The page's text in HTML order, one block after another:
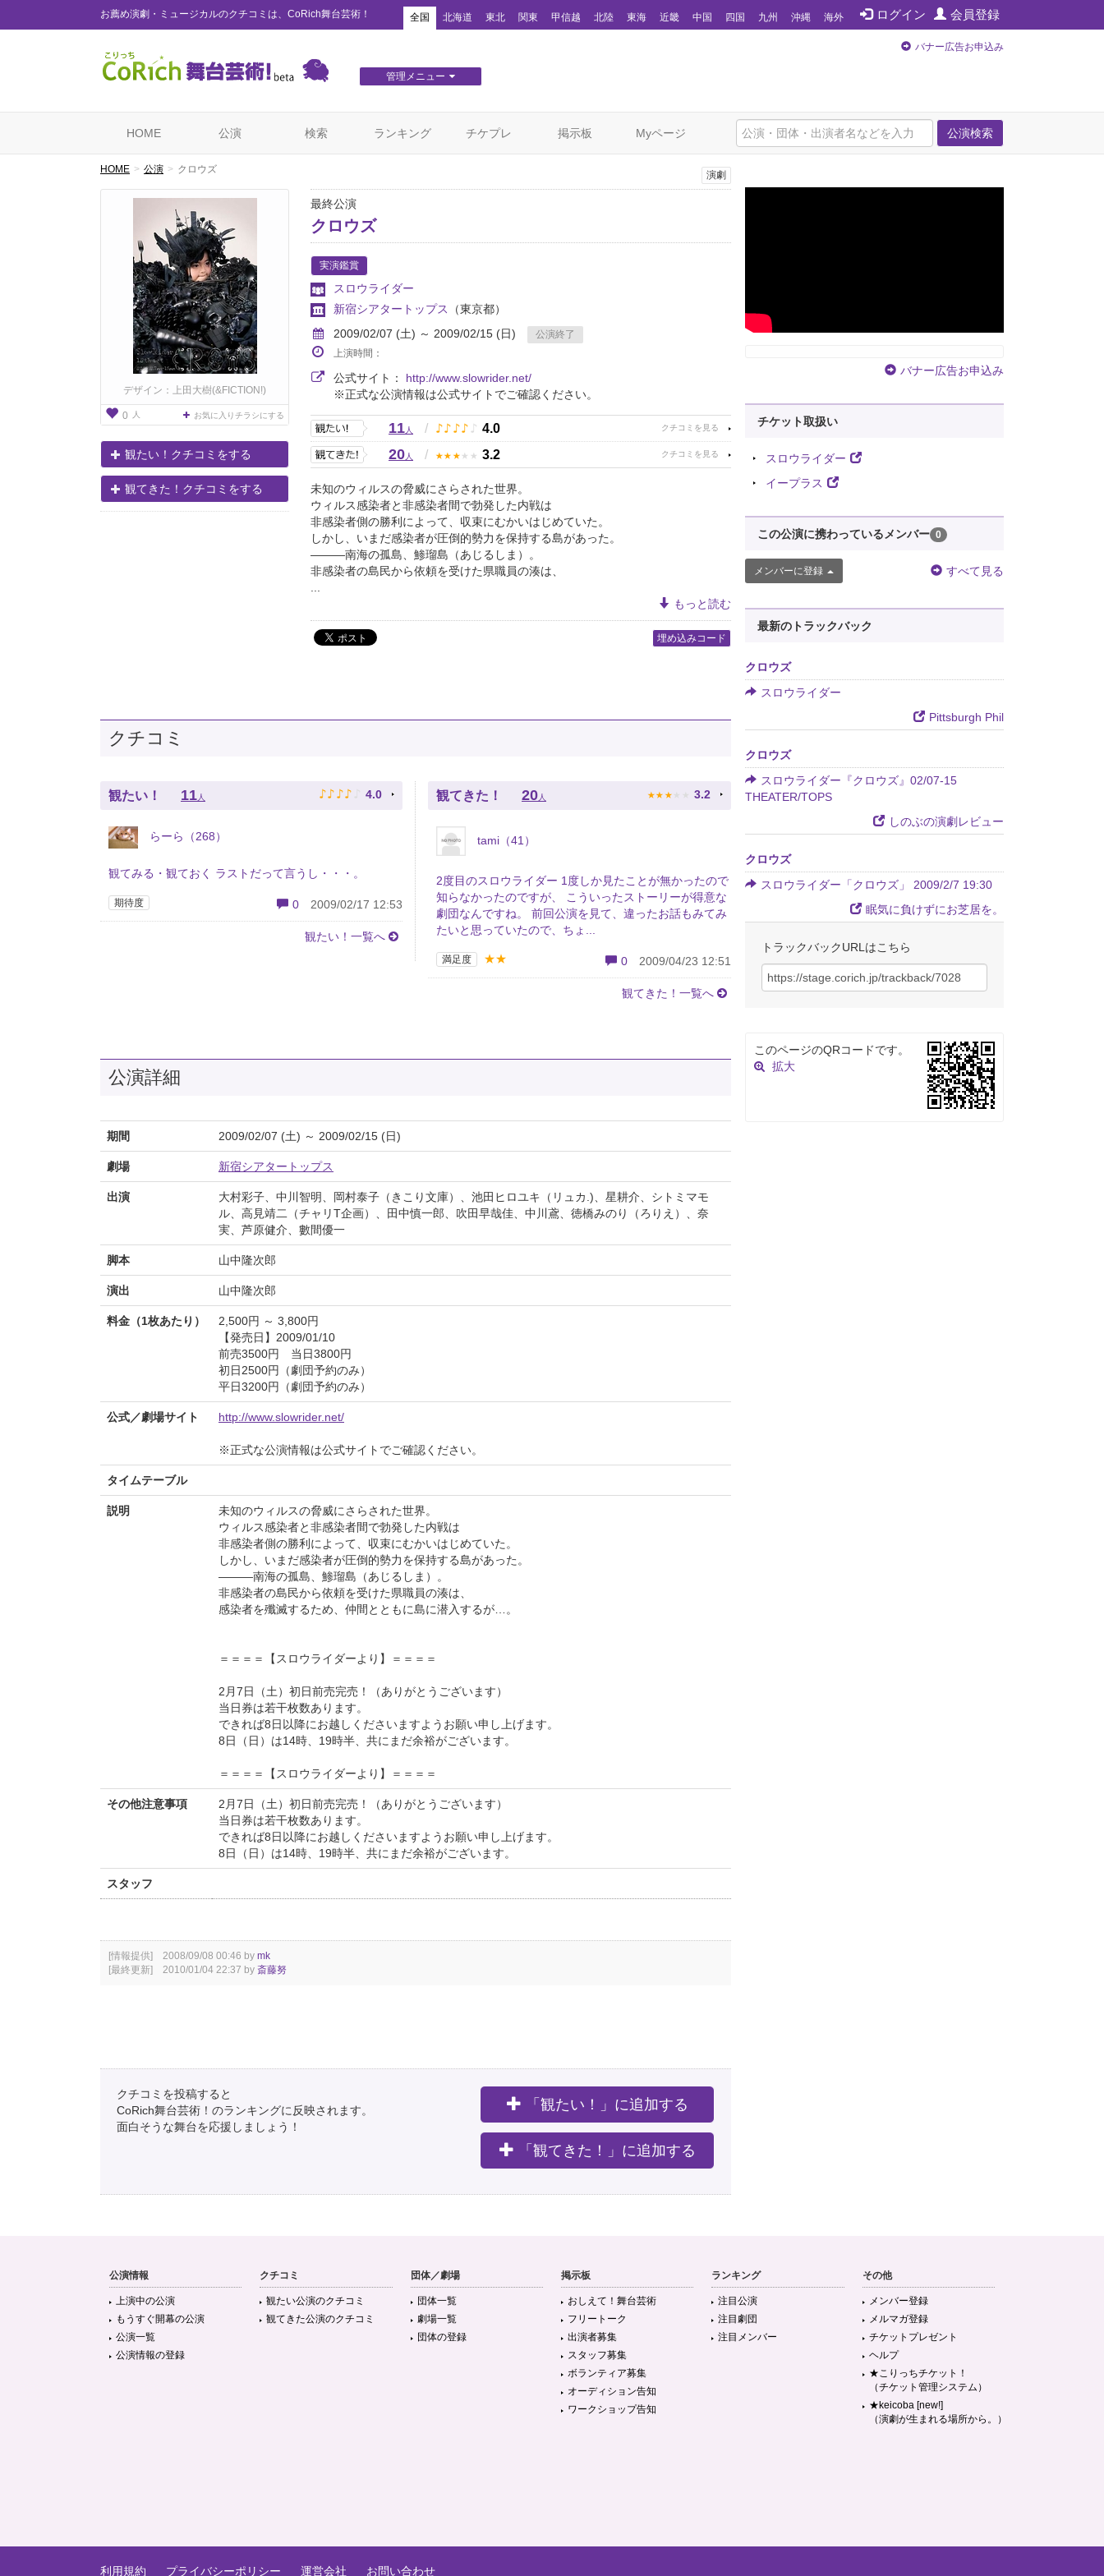
お薦め演劇・ミュージカルのクチコミは、CoRich舞台芸術！ ログイン 会員登録
全国 北海道 東北 関東 甲信越 北陸 東海 近畿 中国 四国 九州 沖縄 海外
管理メニュー
バナー広告お申込み
公演検索
HOME 公演 検索 ランキング チケプレ 掲示板 Myページ
HOME 公演 クロウズ
デザイン：上田大樹(&FICTION!)
0 人 お気に入りチラシにする
観たい！クチコミをする
観てきた！クチコミをする
演劇
最終公演
クロウズ
実演鑑賞
スロウライダー
新宿シアタートップス
（東京都）
2009/02/07 (土) ～ 2009/02/15 (日)
公演終了
上演時間：
公式サイト： http://www.slowrider.net/
※正式な公演情報は公式サイトでご確認ください。
11人 / ♪ ♪ ♪ ♪ ♪ 4.0
20人 / ★ ★ ★ ★ ★ 3.2
未知のウィルスの脅威にさらされた世界。
ウィルス感染者と非感染者間で勃発した内戦は
非感染者側の勝利によって、収束にむかいはじめていた。
しかし、いまだ感染者が圧倒的勢力を保持する島があった。
―――南海の孤島、鯵瑠島（あじるしま）。
非感染者の島民から依頼を受けた県職員の湊は、
もっと読む
埋め込みコード
クチコミ
観たい！ 11 人 ♪ ♪ ♪ ♪ ♪ 4.0
らーら（268）
観てみる・観ておく ラストだって言うし・・・。
期待度 0 2009/02/17 12:53
観たい！一覧へ
観てきた！ 20 人 ★ ★ ★ ★ ★ 3.2
tami（41）
2度目のスロウライダー 1度しか見たことが無かったので
知らなかったのですが、 こういったストーリーが得意な
劇団なんですね。 前回公演を見て、違ったお話もみてみ
たいと思っていたので、ちょ...
満足度 ★★ 0 2009/04/23 12:51
観てきた！一覧へ
公演詳細
期間 2009/02/07 (土) ～ 2009/02/15 (日)
劇場 新宿シアタートップス
出演
大村彩子、中川智明、岡村泰子（きこり文庫）、池田ヒロユキ（リュカ.)、星耕介、シトミマモ
ル、高見靖二（チャリT企画）、田中慎一郎、吹田早哉佳、中川鳶、徳橋みのり（ろりえ）、奈
実、芦原健介、數間優一
脚本 山中隆次郎
演出 山中隆次郎
料金（1枚あたり）
2,500円 ～ 3,800円
【発売日】2009/01/10
前売3500円 当日3800円
初日2500円（劇団予約のみ）
平日3200円（劇団予約のみ）
公式／劇場サイト http://www.slowrider.net/
※正式な公演情報は公式サイトでご確認ください。
タイムテーブル
説明
未知のウィルスの脅威にさらされた世界。
ウィルス感染者と非感染者間で勃発した内戦は
非感染者側の勝利によって、収束にむかいはじめていた。
しかし、いまだ感染者が圧倒的勢力を保持する島があった。
―――南海の孤島、鯵瑠島（あじるしま）。
非感染者の島民から依頼を受けた県職員の湊は、
感染者を殲滅するため、仲間とともに島に潜入するが…。
＝＝＝＝【スロウライダーより】＝＝＝＝
2月7日（土）初日前売完売！（ありがとうございます）
当日券は若干枚数あります。
できれば8日以降にお越しくださいますようお願い申し上げます。
8日（日）は14時、19時半、共にまだ余裕がございます。
＝＝＝＝【スロウライダーより】＝＝＝＝
その他注意事項
2月7日（土）初日前売完売！（ありがとうございます）
当日券は若干枚数あります。
できれば8日以降にお越しくださいますようお願い申し上げます。
8日（日）は14時、19時半、共にまだ余裕がございます。
スタッフ
[情報提供] 2008/09/08 00:46 by mk
[最終更新] 2010/01/04 22:37 by 斎藤努
クチコミを投稿すると
CoRich舞台芸術！のランキングに反映されます。
面白そうな舞台を応援しましょう！
「観たい！」に追加する
「観てきた！」に追加する
バナー広告お申込み
チケット取扱い
スロウライダー
イープラス
この公演に携わっているメンバー 0
メンバーに登録 すべて見る
最新のトラックバック
クロウズ
スロウライダー
Pittsburgh Phil
クロウズ
スロウライダー『クロウズ』02/07-15
THEATER/TOPS
しのぶの演劇レビュー
クロウズ
スロウライダー「クロウズ」 2009/2/7 19:30
眠気に負けずにお芝居を。
トラックバックURLはこちら
このページのQRコードです。
拡大
公演情報
上演中の公演
もうすぐ開幕の公演
公演一覧
公演情報の登録
クチコミ
観たい公演のクチコミ
観てきた公演のクチコミ
団体／劇場
団体一覧
劇場一覧
団体の登録
掲示板
おしえて！舞台芸術
フリートーク
出演者募集
スタッフ募集
ボランティア募集
オーディション告知
ワークショップ告知
ランキング
注目公演
注目劇団
注目メンバー
その他
メンバー登録
メルマガ登録
チケットプレゼント
ヘルプ
★こりっちチケット！
（チケット管理システム）
★keicoba [new!]
（演劇が生まれる場所から。）
利用規約 プライバシーポリシー 運営会社 お問い合わせ